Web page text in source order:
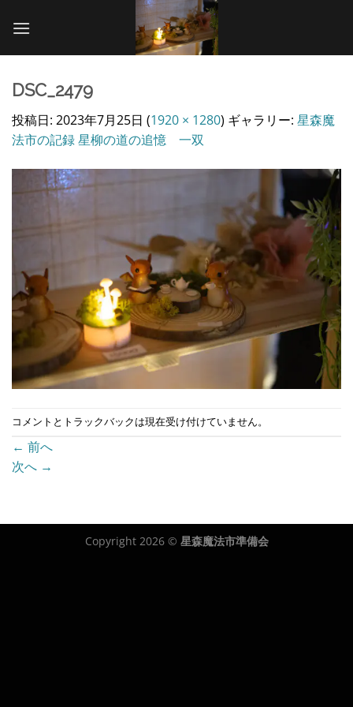
DSC_2479
投稿日: 2023年7月25日 (1920 × 1280) ギャラリー: 星森魔
法市の記録 星柳の道の追憶 一双
コメントとトラックバックは現在受け付けていません。
← 前へ
次へ →
Copyright 2026 © 星森魔法市準備会